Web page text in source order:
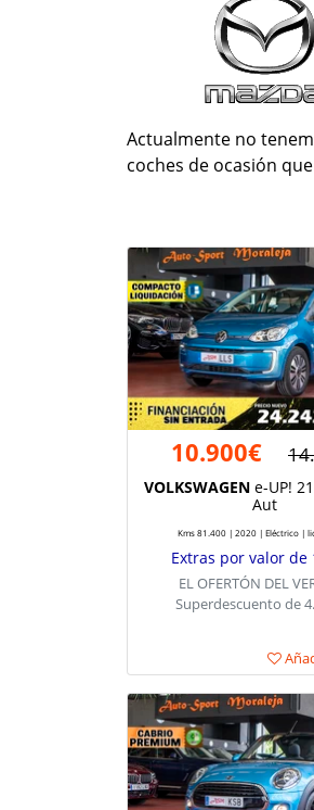
Actualmente no
coches de ocasión
10.900€
VOLKSWAGEN e-UP!
Aut
Kms 81.400 | 2020 | Eléctrico |
Extras por valor de
EL OFERTÓN DEL
Superdescuento de